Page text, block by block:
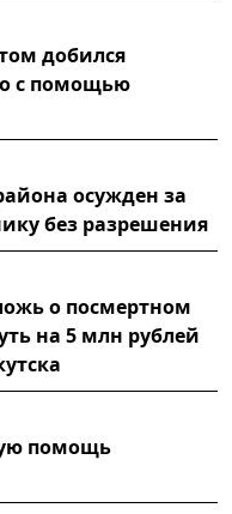
добился
с помощью
осужден за
без разрешения
о посмертном
на 5 млн рублей
помощь